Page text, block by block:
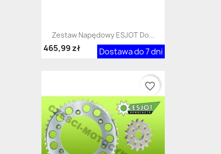
Zestaw Napędowy ESJOT Do...
Dostawa do 7 dni
465,99 zł
favorite_border